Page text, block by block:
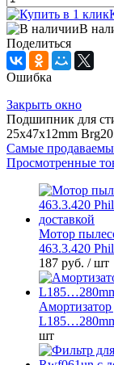
В
Поделиться
Ошибка
Закрыть окно
Подшипник для
25x47x12mm
Самые
Просмотренные
Мотор
463.3.420
187 руб. / шт
шт